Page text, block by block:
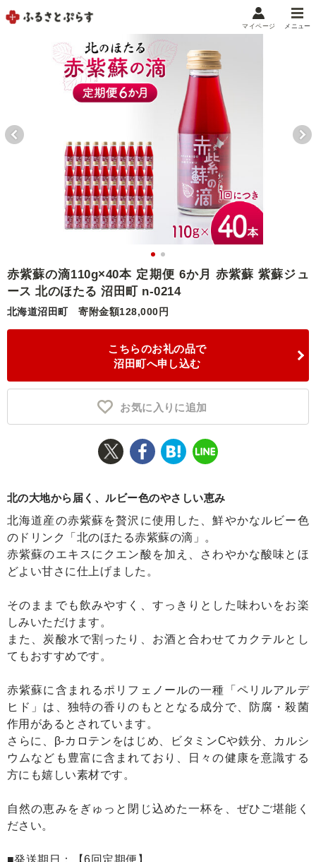
メニュー
マイメニュー
マイページ
閲覧履歴
メニュー
お礼の品から探す
お礼の品をカテゴリや金額で絞り込み
自治体から探す
ランキング
特集・おすすめ
マイページ
赤紫蘇の滴110g×40本 定期便 6か月 赤紫蘇 紫蘇ジュ
ース 北のほたる 沼田町 n-0214
北海道沼田町 寄附金額128,000円
こちらのお礼の品で
沼田町へ申し込む
お気に入りに追加
北の大地から届く、ルビー色のやさしい恵み
北海道産の赤紫蘇を贅沢に使用した、鮮やかなルビー色
のドリンク「北のほたる赤紫蘇の滴」。
赤紫蘇のエキスにクエン酸を加え、さわやかな酸味とほ
どよい甘さに仕上げました。
そのままでも飲みやすく、すっきりとした味わいをお楽
しみいただけます。
また、炭酸水で割ったり、お酒と合わせてカクテルとし
てもおすすめです。
赤紫蘇に含まれるポリフェノールの一種「ペリルアルデ
ヒド」は、独特の香りのもととなる成分で、防腐・殺菌
作用があるとされています。
さらに、β-カロテンをはじめ、ビタミンCや鉄分、カルシ
ウムなども豊富に含まれており、日々の健康を意識する
方にも嬉しい素材です。
自然の恵みをぎゅっと閉じ込めた一杯を、ぜひご堪能く
ださい。